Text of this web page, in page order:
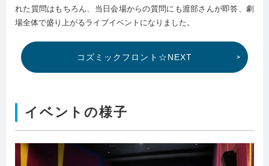
れた質問はもちろん、当日会場からの質問にも渡部さんが即答、劇
場全体で盛り上がるライブイベントになりました。
コズミックフロント☆NEXT
イベントの様子